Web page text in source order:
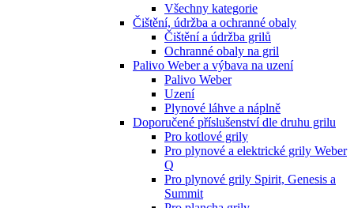
Všechny kategorie
Čištění, údržba a ochranné obaly
Čištění a údržba grilů
Ochranné obaly na gril
Palivo Weber a výbava na uzení
Palivo Weber
Uzení
Plynové láhve a náplně
Doporučené příslušenství dle druhu grilu
Pro kotlové grily
Pro plynové a elektrické grily Weber
Q
Pro plynové grily Spirit, Genesis a
Summit